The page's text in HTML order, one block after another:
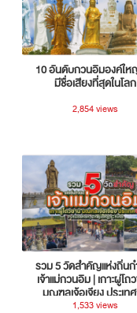
10 อันดับกวนอิมองค์ให
มีชื่อเสียงที่สุดในโลก
2,854 views
รวม 5 วัดสำคัญแห่งถิ่นก
เจ้าแม่กวนอิม | เกาะผู่โถ
มณฑลเจ้อเจียง ประเท
1,533 views